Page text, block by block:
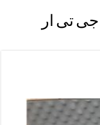
تی ار